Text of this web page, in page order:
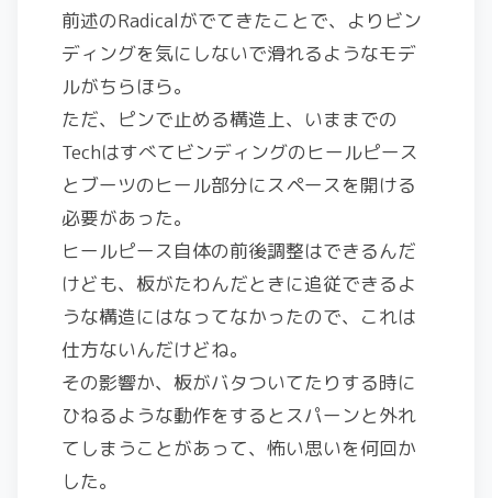
前述のRadicalがでてきたことで、よりビン
ディングを気にしないで滑れるようなモデ
ルがちらほら。
ただ、ピンで止める構造上、いままでの
Techはすべてビンディングのヒールピース
とブーツのヒール部分にスペースを開ける
必要があった。
ヒールピース自体の前後調整はできるんだ
けども、板がたわんだときに追従できるよ
うな構造にはなってなかったので、これは
仕方ないんだけどね。
その影響か、板がバタついてたりする時に
ひねるような動作をするとスパーンと外れ
てしまうことがあって、怖い思いを何回か
した。